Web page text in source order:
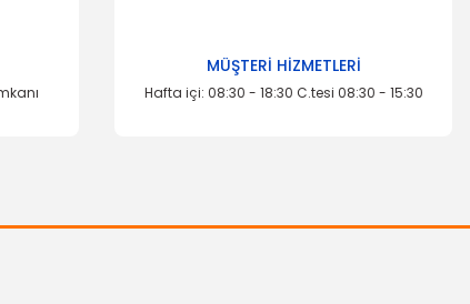
MÜŞTERİ HİZMETLERİ
Hafta içi: 08:30 - 18:30 C.tesi 08:30 - 15:30